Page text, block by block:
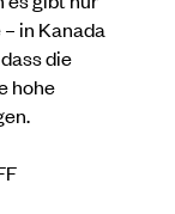
in Kanada
die
hohe